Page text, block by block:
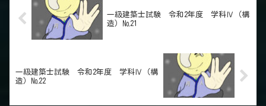
一級建築士試験 令和2年度 学科Ⅳ（構
造）№21
一級建築士試験 令和2年度 学科Ⅳ（構
造）№22